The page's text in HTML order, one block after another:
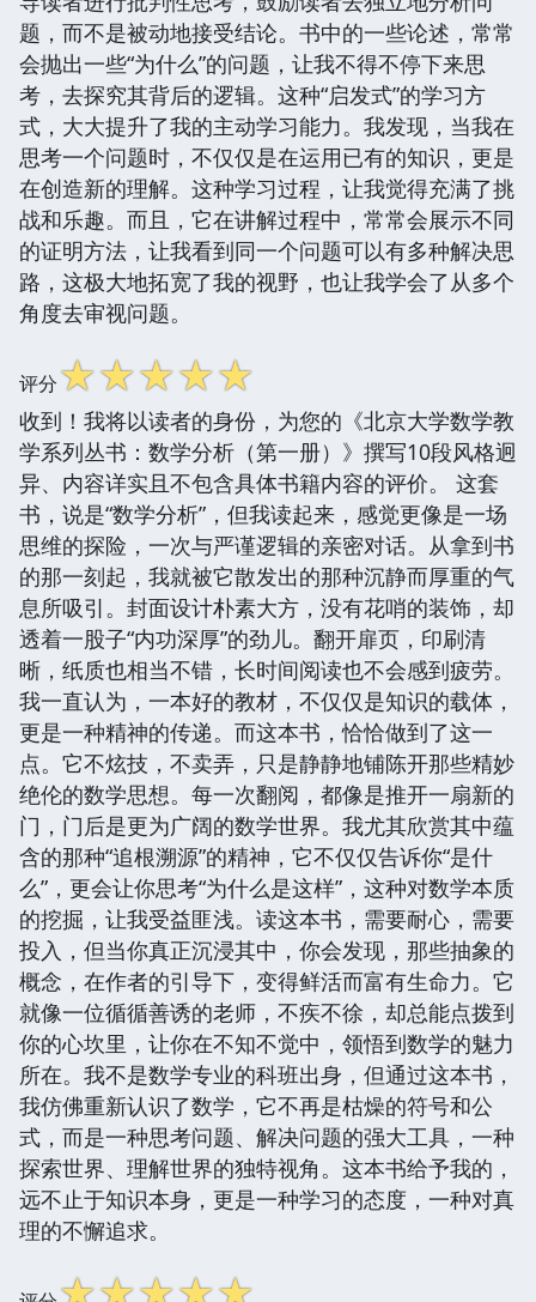
题，而不是被动地接受结论。书中的一些论述，常常
会抛出一些“为什么”的问题，让我不得不停下来思
考，去探究其背后的逻辑。这种“启发式”的学习方
式，大大提升了我的主动学习能力。我发现，当我在
思考一个问题时，不仅仅是在运用已有的知识，更是
在创造新的理解。这种学习过程，让我觉得充满了挑
战和乐趣。而且，它在讲解过程中，常常会展示不同
的证明方法，让我看到同一个问题可以有多种解决思
路，这极大地拓宽了我的视野，也让我学会了从多个
角度去审视问题。
评分☆☆☆☆☆
收到！我将以读者的身份，为您的《北京大学数学教
学系列丛书：数学分析（第一册）》撰写10段风格迥
异、内容详实且不包含具体书籍内容的评价。 这套
书，说是“数学分析”，但我读起来，感觉更像是一场
思维的探险，一次与严谨逻辑的亲密对话。从拿到书
的那一刻起，我就被它散发出的那种沉静而厚重的气
息所吸引。封面设计朴素大方，没有花哨的装饰，却
透着一股子“内功深厚”的劲儿。翻开扉页，印刷清
晰，纸质也相当不错，长时间阅读也不会感到疲劳。
我一直认为，一本好的教材，不仅仅是知识的载体，
更是一种精神的传递。而这本书，恰恰做到了这一
点。它不炫技，不卖弄，只是静静地铺陈开那些精妙
绝伦的数学思想。每一次翻阅，都像是推开一扇新的
门，门后是更为广阔的数学世界。我尤其欣赏其中蕴
含的那种“追根溯源”的精神，它不仅仅告诉你“是什
么”，更会让你思考“为什么是这样”，这种对数学本质
的挖掘，让我受益匪浅。读这本书，需要耐心，需要
投入，但当你真正沉浸其中，你会发现，那些抽象的
概念，在作者的引导下，变得鲜活而富有生命力。它
就像一位循循善诱的老师，不疾不徐，却总能点拨到
你的心坎里，让你在不知不觉中，领悟到数学的魅力
所在。我不是数学专业的科班出身，但通过这本书，
我仿佛重新认识了数学，它不再是枯燥的符号和公
式，而是一种思考问题、解决问题的强大工具，一种
探索世界、理解世界的独特视角。这本书给予我的，
远不止于知识本身，更是一种学习的态度，一种对真
理的不懈追求。